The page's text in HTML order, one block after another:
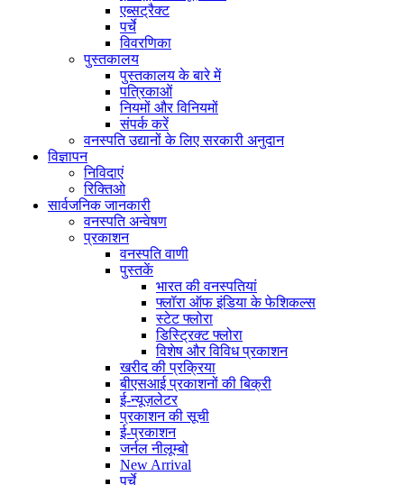
एब्सट्रैक्ट
पर्चे
विवरणिका
पुस्तकालय
पुस्तकालय के बारे में
पत्रिकाओं
नियमों और विनियमों
संपर्क करें
वनस्पति उद्यानों के लिए सरकारी अनुदान
विज्ञापन
निविदाएं
रिक्तिओ
सार्वजनिक जानकारी
वनस्पति अन्वेषण
प्रकाशन
वनस्पति वाणी
पुस्तकें
भारत की वनस्पतियां
फ्लॉरा ऑफ इंडिया के फेशिकल्स
स्टेट फ्लोरा
डिस्ट्रिक्ट फ्लोरा
विशेष और विविध प्रकाशन
खरीद की प्रक्रिया
बीएसआई प्रकाशनों की बिक्री
ई-न्यूज़लेटर
प्रकाशन की सूची
ई-प्रकाशन
जर्नल नीलूम्बो
New Arrival
पर्चे